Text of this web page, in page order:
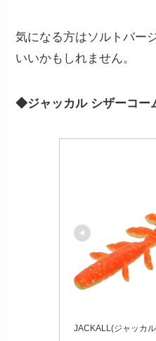
気になる方はソルトバー
いいかもしれません。
◆ジャッカル シザーコー
JACKALL(ジャッカ